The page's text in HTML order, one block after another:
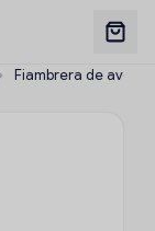
Fiambrera de